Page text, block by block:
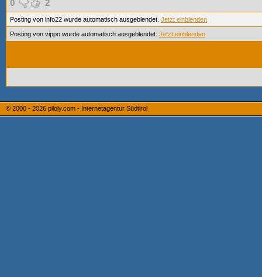
0 2
Posting von info22 wurde automatisch ausgeblendet. Jetzt einblenden
Posting von vippo wurde automatisch ausgeblendet. Jetzt einblenden
© 2000 - 2026 piloly.com - Internetagentur Südtirol